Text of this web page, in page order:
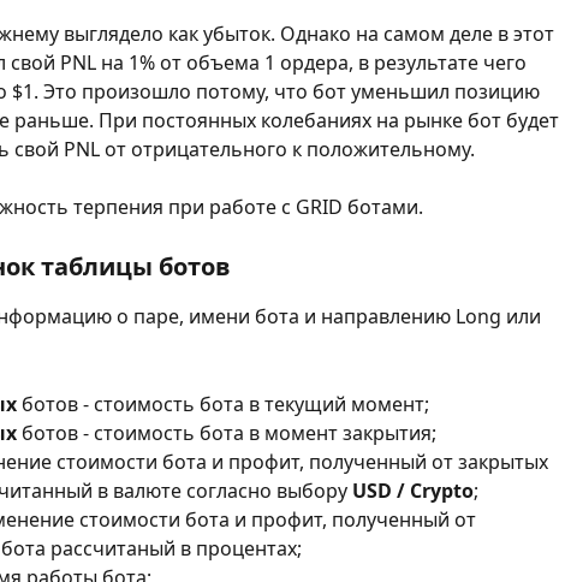
выглядело как убыток. Однако на самом деле в этот
PNL на 1% от объема 1 ордера, в результате чего
$1. Это произошло потому, что бот уменьшил позицию
раньше. При постоянных колебаниях на рынке бот будет
свой PNL от отрицательного к положительному.
терпения при работе с GRID ботами.
таблицы ботов
о паре, имени бота и направлению Long или
ботов - стоимость бота в текущий момент;
ботов - стоимость бота в момент закрытия;
стоимости бота и профит, полученный от закрытых
в валюте согласно выбору USD / Crypto;
стоимости бота и профит, полученный от
рассчитаный в процентах;